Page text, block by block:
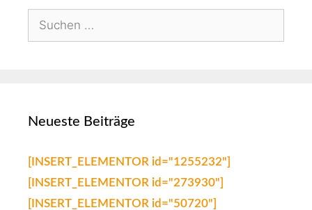
Neueste Beiträge
[INSERT_ELEMENTOR id="1255232"]
[INSERT_ELEMENTOR id="273930"]
[INSERT_ELEMENTOR id="50720"]